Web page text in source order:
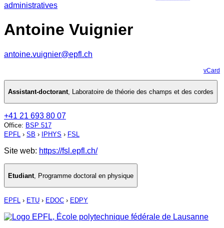
administratives
Antoine Vuignier
antoine.vuignier@epfl.ch
vCard
Assistant-doctorant, Laboratoire de théorie des champs et des cordes
+41 21 693 80 07
Office: BSP 517
EPFL › SB › IPHYS › FSL
Site web: https://fsl.epfl.ch/
Etudiant Programme doctoral en physique
EPFL › ETU › EDOC › EDPY